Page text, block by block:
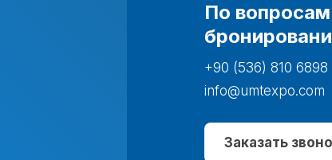
По вопросам
+90 (536) 810 6898
info@umtexpo.com
Заказать